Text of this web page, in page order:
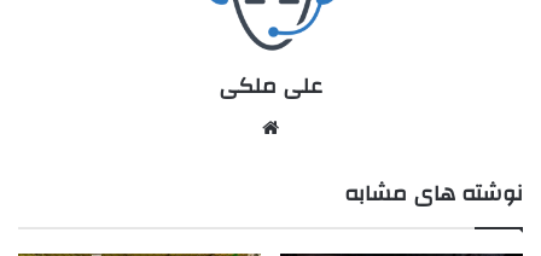
علی ملکی
نوشته های مشابه